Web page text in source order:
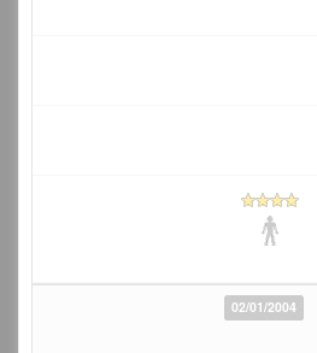
02/01/2004